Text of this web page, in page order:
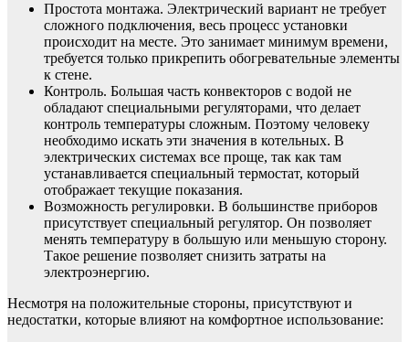
Простота монтажа. Электрический вариант не требует
сложного подключения, весь процесс установки
происходит на месте. Это занимает минимум времени,
требуется только прикрепить обогревательные элементы
к стене.
Контроль. Большая часть конвекторов с водой не
обладают специальными регуляторами, что делает
контроль температуры сложным. Поэтому человеку
необходимо искать эти значения в котельных. В
электрических системах все проще, так как там
устанавливается специальный термостат, который
отображает текущие показания.
Возможность регулировки. В большинстве приборов
присутствует специальный регулятор. Он позволяет
менять температуру в большую или меньшую сторону.
Такое решение позволяет снизить затраты на
электроэнергию.
Несмотря на положительные стороны, присутствуют и
недостатки, которые влияют на комфортное использование: